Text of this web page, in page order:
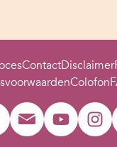
ContactDisclaimer
Colofon